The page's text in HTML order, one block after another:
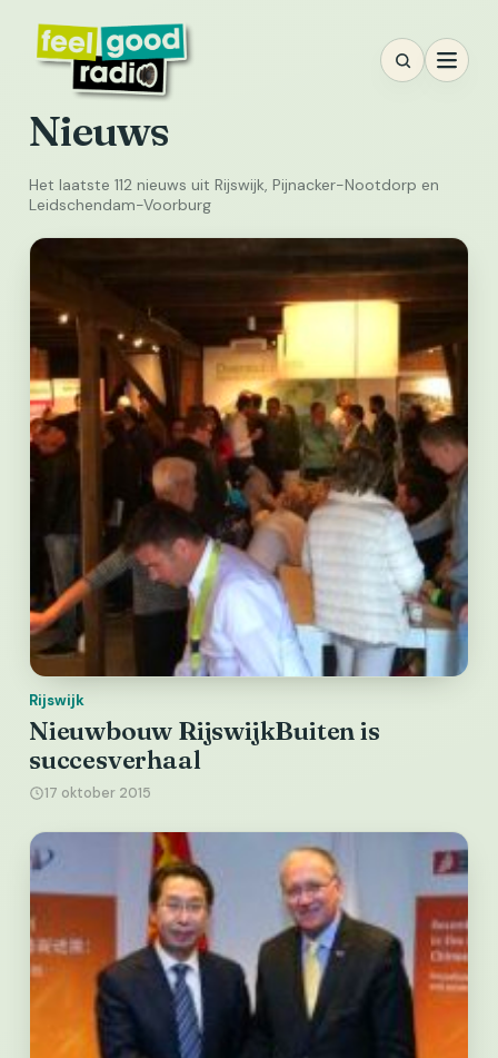
inhoud
Nieuws
Het laatste 112 nieuws uit Rijswijk, Pijnacker-Nootdorp en
Leidschendam-Voorburg
Rijswijk
Nieuwbouw RijswijkBuiten is
succesverhaal
17 oktober 2015